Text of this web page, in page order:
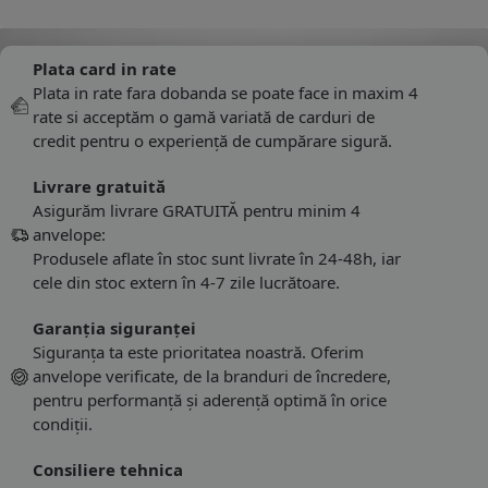
Plata card in rate
Plata in rate fara dobanda se poate face in maxim 4
rate si acceptăm o gamă variată de carduri de
credit pentru o experiență de cumpărare sigură.
Livrare gratuită
Asigurăm livrare GRATUITĂ pentru minim 4
anvelope:
Produsele aflate în stoc sunt livrate în 24-48h, iar
cele din stoc extern în 4-7 zile lucrătoare.
Garanția siguranței
Siguranța ta este prioritatea noastră. Oferim
anvelope verificate, de la branduri de încredere,
pentru performanță și aderență optimă în orice
condiții.
Consiliere tehnica